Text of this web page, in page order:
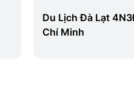
Du Lịch Đà Lạt
Chí Minh